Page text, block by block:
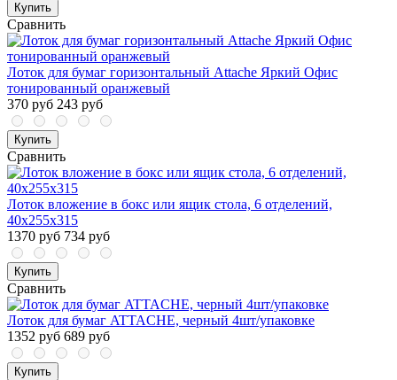
Купить
Сравнить
Лоток для бумаг горизонтальный Attache Яркий Офис
тонированный оранжевый
370 руб 243 руб
Купить
Сравнить
Лоток вложение в бокс или ящик стола, 6 отделений,
40х255х315
1370 руб 734 руб
Купить
Сравнить
Лоток для бумаг ATTAСHE, черный 4шт/упаковке
1352 руб 689 руб
Купить